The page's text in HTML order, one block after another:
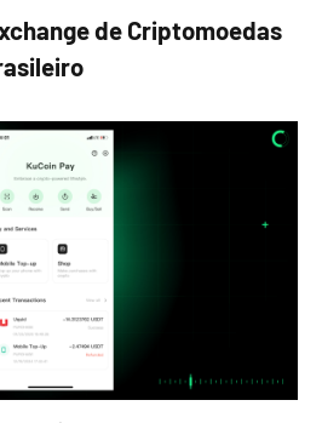
de Criptomoedas